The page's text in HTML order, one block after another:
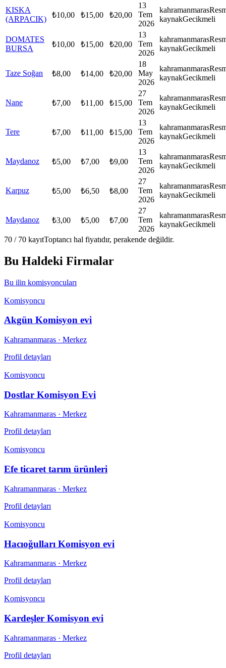
KISKA
(ARPACIK)
₺10,00 ₺15,00 ₺20,00
13
Tem
2026
kahramanmaras
kaynakGecikmeli
DOMATES
BURSA
₺10,00 ₺15,00 ₺20,00
13
Tem
2026
kahramanmaras
kaynakGecikmeli
Taze Soğan ₺8,00 ₺14,00 ₺20,00
18
May
2026
kahramanmaras
kaynakGecikmeli
Nane ₺7,00 ₺11,00 ₺15,00
27
Tem
2026
kahramanmaras
kaynakGecikmeli
Tere ₺7,00 ₺11,00 ₺15,00
13
Tem
2026
kahramanmaras
kaynakGecikmeli
Maydanoz ₺5,00 ₺7,00 ₺9,00
13
Tem
2026
kahramanmaras
kaynakGecikmeli
Karpuz ₺5,00 ₺6,50 ₺8,00
27
Tem
2026
kahramanmaras
kaynakGecikmeli
Maydanoz ₺3,00 ₺5,00 ₺7,00
27
Tem
2026
kahramanmaras
kaynakGecikmeli
70 / 70 kayıtToptancı hal fiyatıdır, perakende değildir.
Bu Haldeki Firmalar
Bu ilin komisyoncuları
Komisyoncu
Akgün Komisyon evi
Kahramanmaras · Merkez
Profil detayları
Komisyoncu
Dostlar Komisyon Evi
Kahramanmaras · Merkez
Profil detayları
Komisyoncu
Efe ticaret tarım ürünleri
Kahramanmaras · Merkez
Profil detayları
Komisyoncu
Hacıoğulları Komisyon evi
Kahramanmaras · Merkez
Profil detayları
Komisyoncu
Kardeşler Komisyon evi
Kahramanmaras · Merkez
Profil detayları